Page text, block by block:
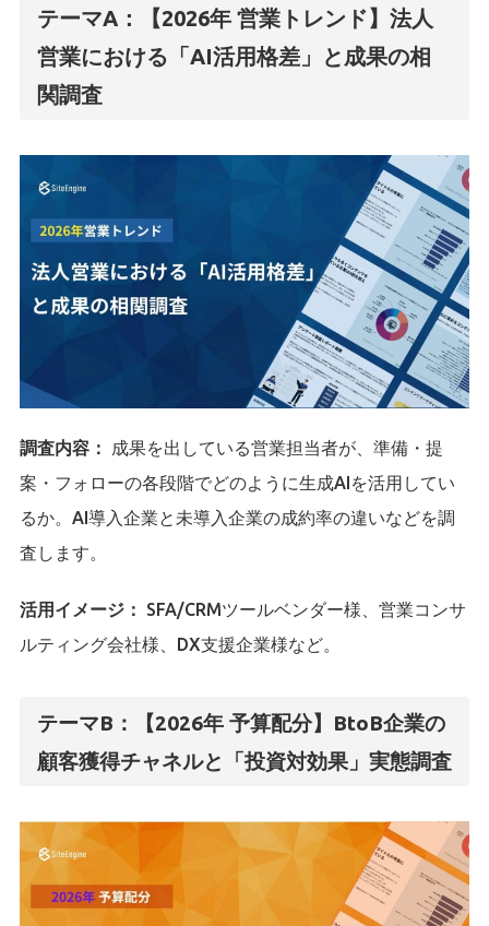
テーマA：【2026年 営業トレンド】法人
営業における「AI活用格差」と成果の相
関調査
調査内容：
成果を出している営業担当者が、準備・提
案・フォローの各段階でどのように生成AIを活用してい
るか。AI導入企業と未導入企業の成約率の違いなどを調
査します。
活用イメージ：
SFA/CRMツールベンダー様、営業コンサ
ルティング会社様、DX支援企業様など。
テーマB：【2026年 予算配分】BtoB企業の
顧客獲得チャネルと「投資対効果」実態調査